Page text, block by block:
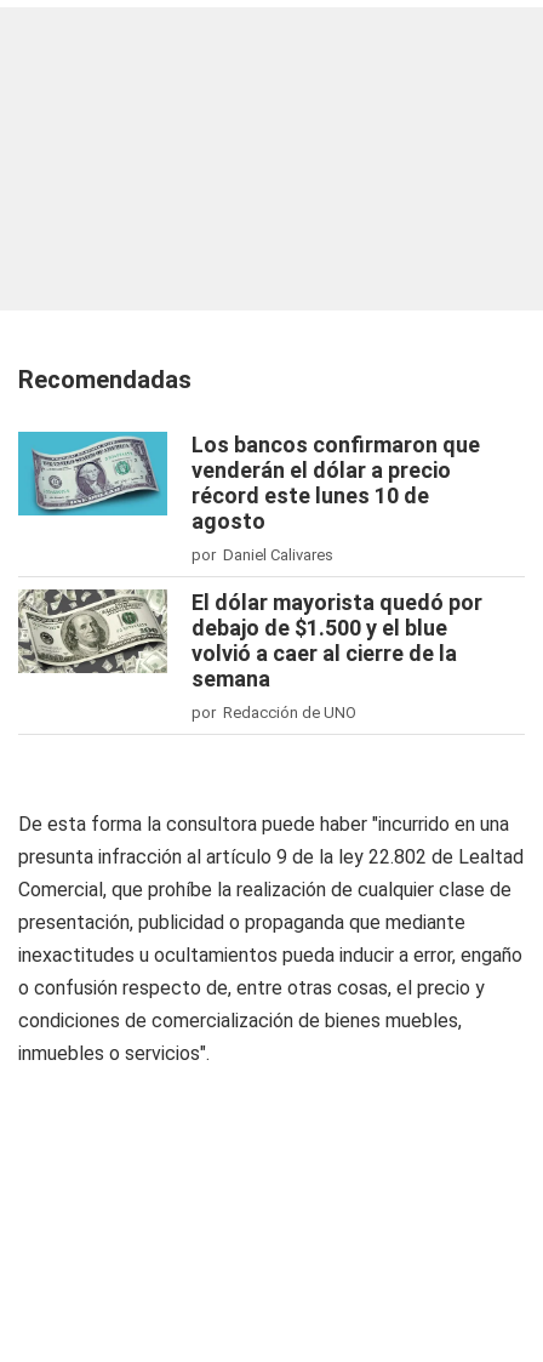
Recomendadas
Los bancos confirmaron que
venderán el dólar a precio
récord este lunes 10 de
agosto
por Daniel Calivares
El dólar mayorista quedó por
debajo de $1.500 y el blue
volvió a caer al cierre de la
semana
por Redacción de UNO
De esta forma la consultora puede haber "incurrido en una
presunta infracción al artículo 9 de la ley 22.802 de Lealtad
Comercial, que prohíbe la realización de cualquier clase de
presentación, publicidad o propaganda que mediante
inexactitudes u ocultamientos pueda inducir a error, engaño
o confusión respecto de, entre otras cosas, el precio y
condiciones de comercialización de bienes muebles,
inmuebles o servicios".